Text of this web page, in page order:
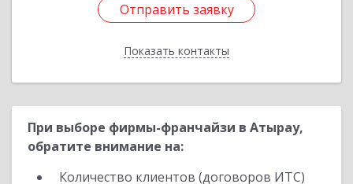
Отправить заявку
Показать контакты
Отправить заявку
Назад
При выборе фирмы-франчайзи в Атырау,
обратите внимание на:
Количество клиентов (договоров ИТС)